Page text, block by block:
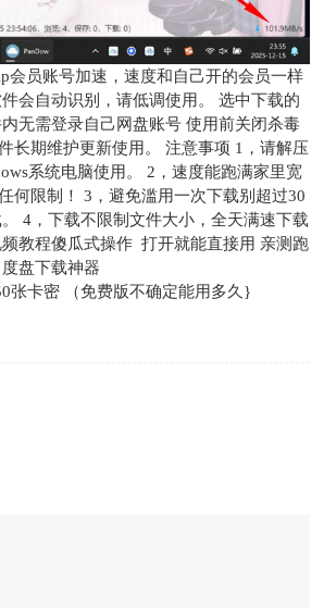
会员账号加速，速度和自己开的会员一样
会自动识别，请低调使用。 选中下载的
无需登录自己网盘账号 使用前关闭杀毒
长期维护更新使用。 注意事项 1，请解压
系统电脑使用。 2，速度能跑满家里宽
何限制！ 3，避免滥用一次下载别超过30
4，下载不限制文件大小，全天满速下载
教程傻瓜式操作 打开就能直接用 亲测跑
盘下载神器
张卡密 （免费版不确定能用多久}